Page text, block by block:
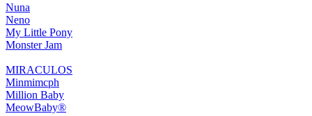
Nuna
Neno
My Little Pony
Monster Jam
MIRACULOS
Minmimcph
Million Baby
MeowBaby®